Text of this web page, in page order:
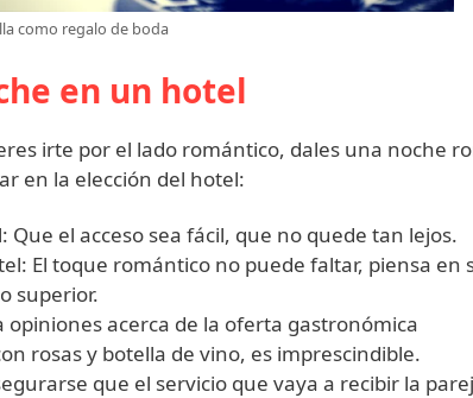
como regalo de boda
en un hotel
irte por el lado romántico, dales una noche
en la elección del hotel:
Que el acceso sea fácil, que no quede tan lejos.
El toque romántico no puede faltar, piensa en
superior.
opiniones acerca de la oferta gastronómica
rosas y botella de vino, es imprescindible.
que el servicio que vaya a recibir la